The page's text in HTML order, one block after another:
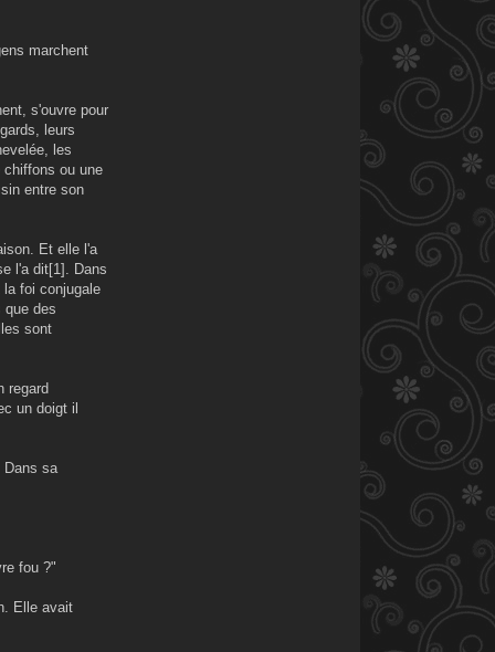
marchent
s'ouvre pour
leurs
les
ou une
entre son
Et elle l'a
l'a dit[1]. Dans
foi conjugale
que des
sont
regard
un doigt il
Dans sa
fou ?"
Elle avait